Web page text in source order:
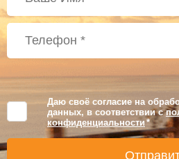
Даю своё согласие на
данных, в соответствии с
конфиденциальности *